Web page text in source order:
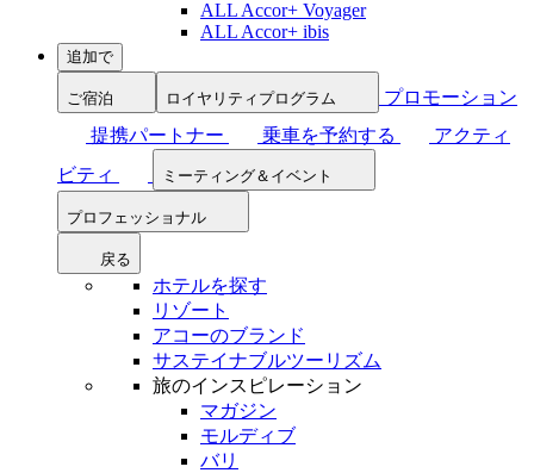
ALL Accor+ Voyager
ALL Accor+ ibis
追加で
ご宿泊 ロイヤリティプログラム
プロモーション
提携パートナー
乗車を予約する
アクティ
ビティ
ミーティング＆イベント
プロフェッショナル
戻る
ホテルを探す
リゾート
アコーのブランド
サステイナブルツーリズム
旅のインスピレーション
マガジン
モルディブ
バリ